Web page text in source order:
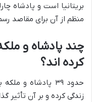
بریتانیا است و پادشاه
منظم از آن برای مقاصد
چند پادشاه و
کرده اند؟
حدود ۳۹ پادشاه و
زندگی کرده و بر آن تأثیر